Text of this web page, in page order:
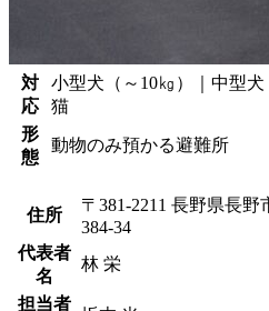
対
応
小型犬（～10㎏）｜中型犬
猫
形
態
動物のみ預かる避難所
住所
〒381-2211 長野県長
384-34
代表者
名
林 栄
担当者